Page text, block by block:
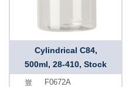
Cylindrical C84,
500ml, 28-410, Stock
F0672A